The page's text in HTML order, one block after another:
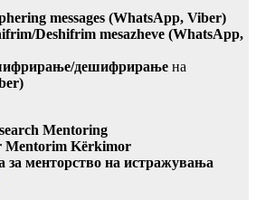
messages (WhatsApp, Viber)
Deshifrim mesazheve (WhatsApp,
дешифрирање на
Mentoring
Mentorim Kërkimor
за менторство на истражувања